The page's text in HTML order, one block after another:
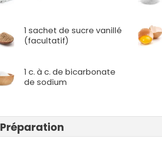
1 sachet de sucre vanillé
(facultatif)
1 c. à c. de bicarbonate
de sodium
Préparation